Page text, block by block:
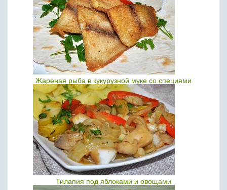
Жареная рыба в кукурузной муке со специями
Тилапия под яблоками и овощами